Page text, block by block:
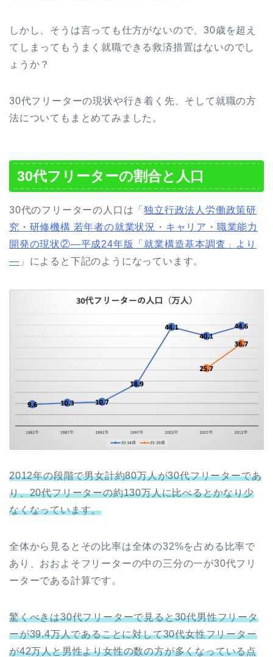
しかし、そうは言っても仕方がないので、30歳を超え
てしまってもうまく就職できる救済措置はないのでし
ょうか？
30代フリーターの現状や行き着く先、そして就職の方
法についてもまとめてみました。
30代フリーターの割合と人口
30代のフリーターの人口は「独立行政法人労働政策研
究・研修機構 若年者の就業状況・キャリア・職業能力
開発の現状②―平成24年版「就業構造基本調査」より
― 」によると下記のようになっています。
2012年の段階で男女計約80万人が30代フリーターであ
り、20代フリーターの約130万人に比べるとかなり少
なくなっています。
全体から見るとその比率は全体の32%を占める比率で
あり、おおよそフリーターの中の三分の一が30代フリ
ーターである計算です。
驚くべきは30代フリーターで見ると30代男性フリータ
ーが39.4万人であることに対して30代女性フリーター
が42万人と男性より女性の数の方が多くなっている点